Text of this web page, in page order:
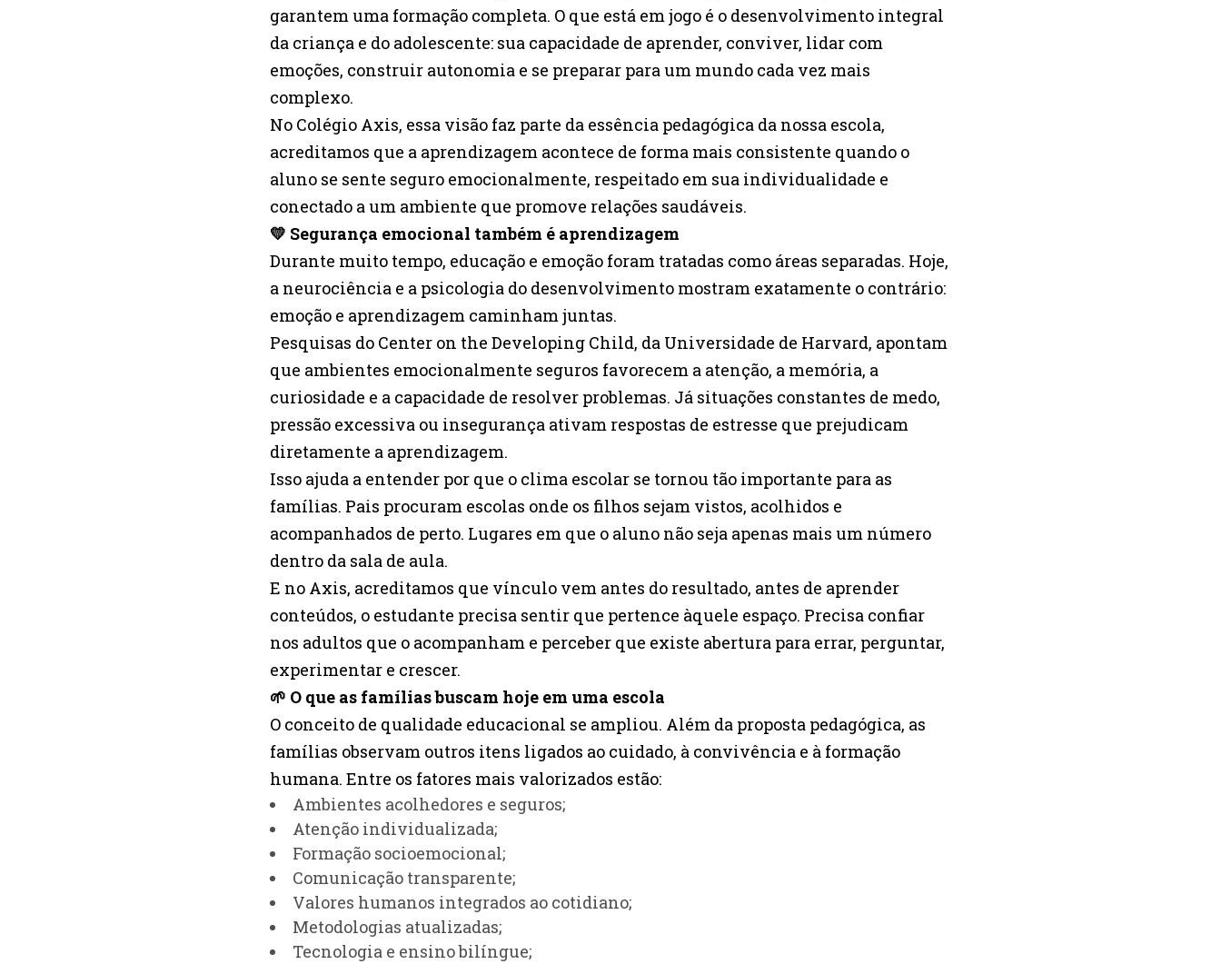
garantem uma formação completa. O que está em jogo é o desenvolvimento integral
da criança e do adolescente: sua capacidade de aprender, conviver, lidar com
emoções, construir autonomia e se preparar para um mundo cada vez mais
complexo.
No Colégio Axis, essa visão faz parte da essência pedagógica da nossa escola,
acreditamos que a aprendizagem acontece de forma mais consistente quando o
aluno se sente seguro emocionalmente, respeitado em sua individualidade e
conectado a um ambiente que promove relações saudáveis.
💛 Segurança emocional também é aprendizagem
Durante muito tempo, educação e emoção foram tratadas como áreas separadas. Hoje,
a neurociência e a psicologia do desenvolvimento mostram exatamente o contrário:
emoção e aprendizagem caminham juntas.
Pesquisas do Center on the Developing Child, da Universidade de Harvard, apontam
que ambientes emocionalmente seguros favorecem a atenção, a memória, a
curiosidade e a capacidade de resolver problemas. Já situações constantes de medo,
pressão excessiva ou insegurança ativam respostas de estresse que prejudicam
diretamente a aprendizagem.
Isso ajuda a entender por que o clima escolar se tornou tão importante para as
famílias. Pais procuram escolas onde os filhos sejam vistos, acolhidos e
acompanhados de perto. Lugares em que o aluno não seja apenas mais um número
dentro da sala de aula.
E no Axis, acreditamos que vínculo vem antes do resultado, antes de aprender
conteúdos, o estudante precisa sentir que pertence àquele espaço. Precisa confiar
nos adultos que o acompanham e perceber que existe abertura para errar, perguntar,
experimentar e crescer.
🌱 O que as famílias buscam hoje em uma escola
O conceito de qualidade educacional se ampliou. Além da proposta pedagógica, as
famílias observam outros itens ligados ao cuidado, à convivência e à formação
humana. Entre os fatores mais valorizados estão:
Ambientes acolhedores e seguros;
Atenção individualizada;
Formação socioemocional;
Comunicação transparente;
Valores humanos integrados ao cotidiano;
Metodologias atualizadas;
Tecnologia e ensino bilíngue;